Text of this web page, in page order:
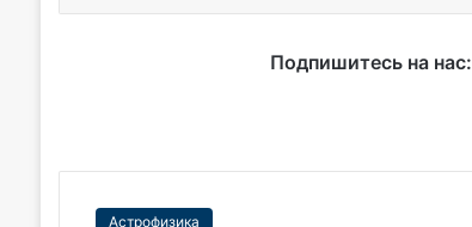
Подпишитесь на нас: